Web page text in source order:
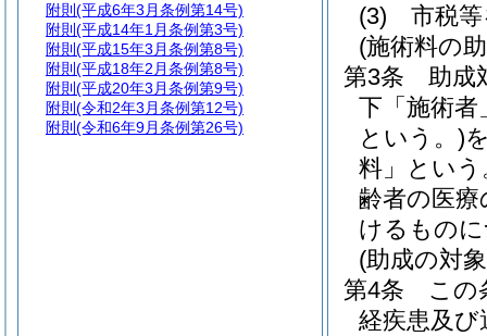
(3)
市税
(施術料の
第3条
助成
下「施術
という。)
料」という
齢者の医
けるもの
(助成の対
第4条
この
経疾患及び
附則 (平成6年3月条例第14号)
附則 (平成14年1月条例第3号)
附則 (平成15年3月条例第8号)
附則 (平成18年2月条例第8号)
附則 (平成20年3月条例第9号)
附則 (令和2年3月条例第12号)
附則 (令和6年9月条例第26号)